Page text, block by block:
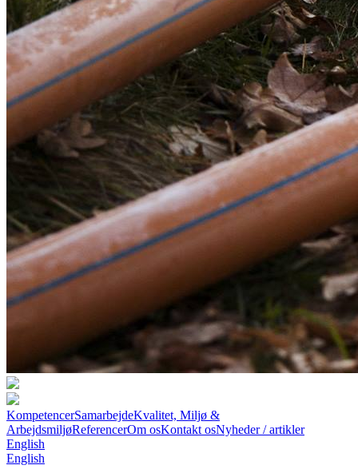
KompetencerSamarbejdeKvalitet, Miljø &
ArbejdsmiljøReferencerOm osKontakt osNyheder / artikler
English
English